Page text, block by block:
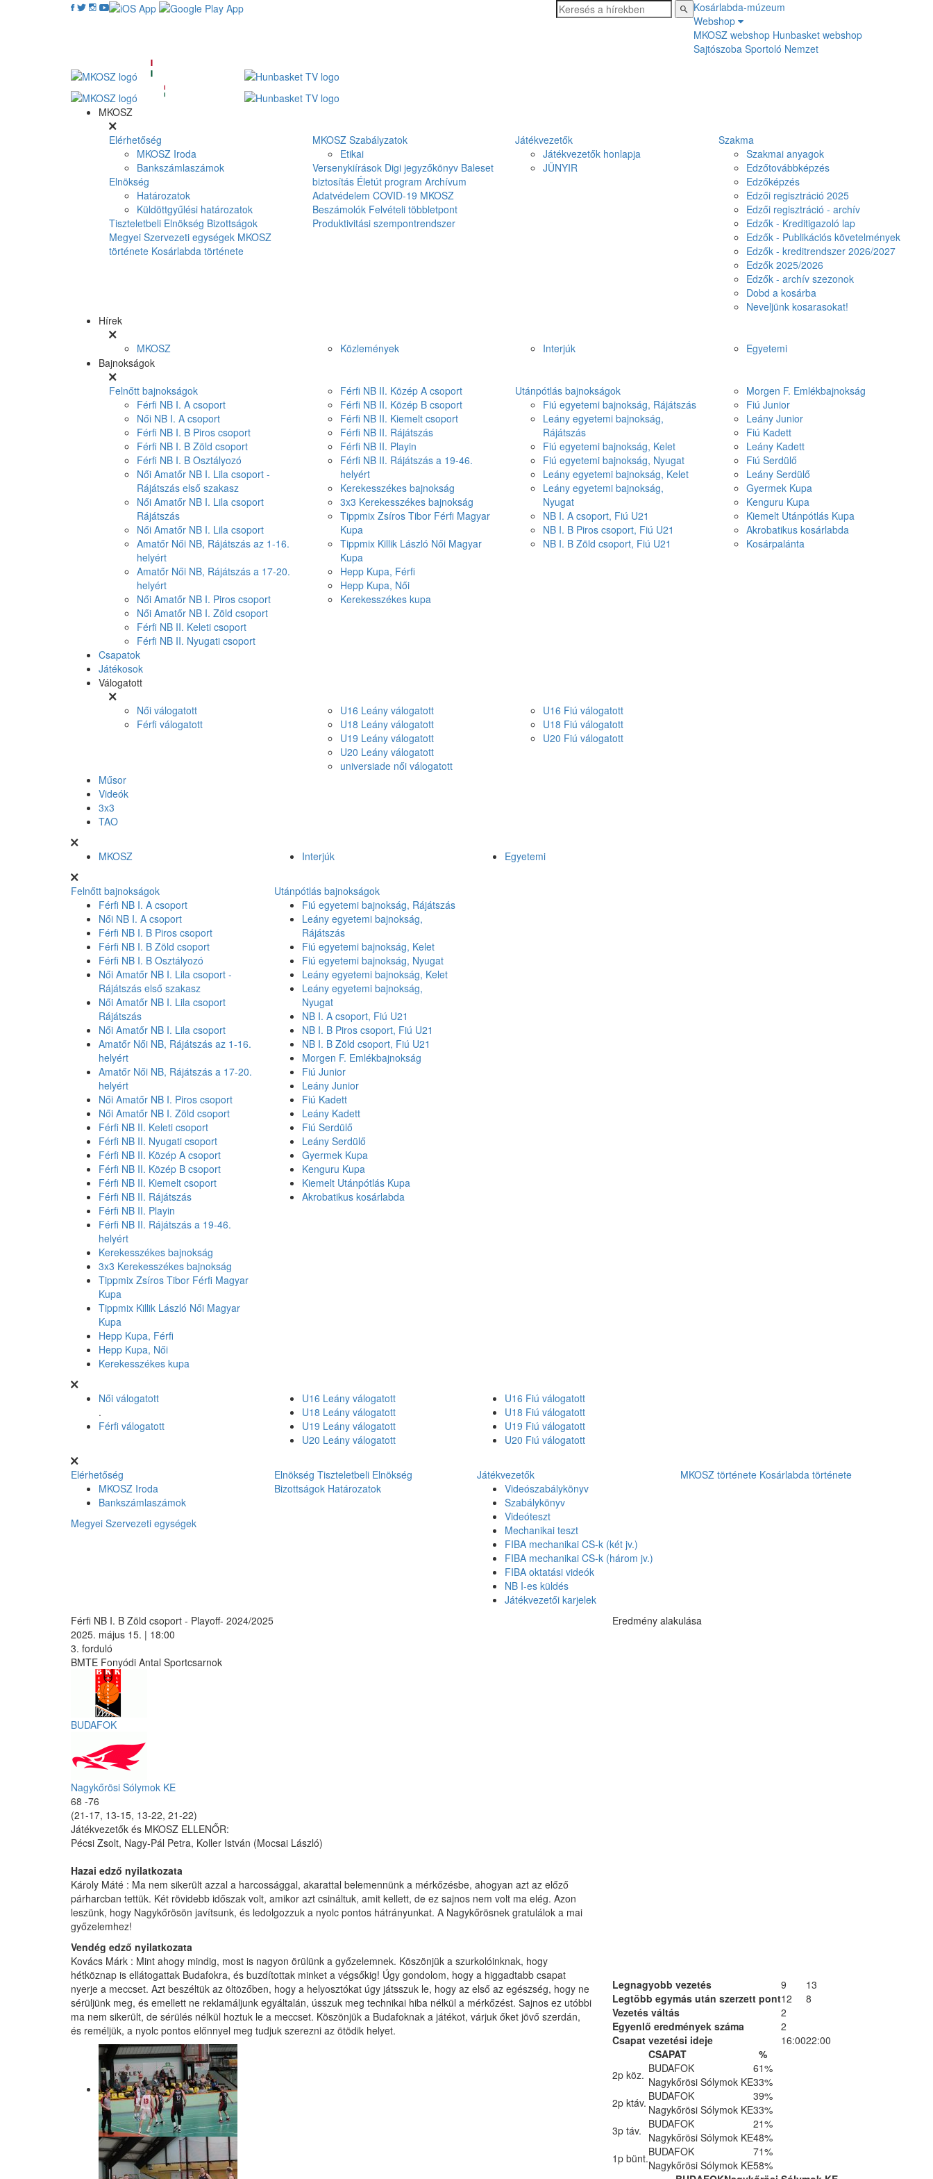
Kosárlabda-múzeum
Webshop
MKOSZ webshop Hunbasket webshop
Sajtószoba Sportoló Nemzet
MKOSZ
Elérhetőség
MKOSZ Iroda
Bankszámlaszámok
Elnökség
Határozatok
Küldöttgyűlési határozatok
Tiszteletbeli Elnökség Bizottságok
Megyei Szervezeti egységek MKOSZ
története Kosárlabda története
MKOSZ Szabályzatok
Etikai
Versenykiírások Digi jegyzőkönyv Baleset
biztosítás Életút program Archívum
Adatvédelem COVID-19 MKOSZ
Beszámolók Felvételi többletpont
Produktivitási szempontrendszer
Játékvezetők
Játékvezetők honlapja
JÜNYIR
Szakma
Szakmai anyagok
Edzőtovábbképzés
Edzőképzés
Edzői regisztráció 2025
Edzői regisztráció - archív
Edzők - Kreditigazoló lap
Edzők - Publikációs követelmények
Edzők - kreditrendszer 2026/2027
Edzők 2025/2026
Edzők - archív szezonok
Dobd a kosárba
Neveljünk kosarasokat!
Hírek
MKOSZ
Közlemények Interjúk
Egyetemi
Bajnokságok
Felnőtt bajnokságok
Férfi NB I. A csoport
Női NB I. A csoport
Férfi NB I. B Piros csoport
Férfi NB I. B Zöld csoport
Férfi NB I. B Osztályozó
Női Amatőr NB I. Lila csoport -
Rájátszás első szakasz
Női Amatőr NB I. Lila csoport
Rájátszás
Női Amatőr NB I. Lila csoport
Amatőr Női NB, Rájátszás az 1-16.
helyért
Amatőr Női NB, Rájátszás a 17-20.
helyért
Női Amatőr NB I. Piros csoport
Női Amatőr NB I. Zöld csoport
Férfi NB II. Keleti csoport
Férfi NB II. Nyugati csoport
Férfi NB II. Közép A csoport
Férfi NB II. Közép B csoport
Férfi NB II. Kiemelt csoport
Férfi NB II. Rájátszás
Férfi NB II. Playin
Férfi NB II. Rájátszás a 19-46.
helyért
Kerekesszékes bajnokság
3x3 Kerekesszékes bajnokság
Tippmix Zsíros Tibor Férfi Magyar
Kupa
Tippmix Killik László Női Magyar
Kupa
Hepp Kupa, Férfi
Hepp Kupa, Női
Kerekesszékes kupa
Utánpótlás bajnokságok
Fiú egyetemi bajnokság, Rájátszás
Leány egyetemi bajnokság,
Rájátszás
Fiú egyetemi bajnokság, Kelet
Fiú egyetemi bajnokság, Nyugat
Leány egyetemi bajnokság, Kelet
Leány egyetemi bajnokság,
Nyugat
NB I. A csoport, Fiú U21
NB I. B Piros csoport, Fiú U21
NB I. B Zöld csoport, Fiú U21
Morgen F. Emlékbajnokság
Fiú Junior
Leány Junior
Fiú Kadett
Leány Kadett
Fiú Serdülő
Leány Serdülő
Gyermek Kupa
Kenguru Kupa
Kiemelt Utánpótlás Kupa
Akrobatikus kosárlabda
Kosárpalánta
Csapatok
Játékosok
Válogatott
Női válogatott
Férfi válogatott
U16 Leány válogatott
U18 Leány válogatott
U19 Leány válogatott
U20 Leány válogatott
universiade női válogatott
U16 Fiú válogatott
U18 Fiú válogatott
U20 Fiú válogatott
Műsor
Videók
3x3
TAO
MKOSZ Interjúk Egyetemi
Felnőtt bajnokságok
Férfi NB I. A csoport
Női NB I. A csoport
Férfi NB I. B Piros csoport
Férfi NB I. B Zöld csoport
Férfi NB I. B Osztályozó
Női Amatőr NB I. Lila csoport -
Rájátszás első szakasz
Női Amatőr NB I. Lila csoport
Rájátszás
Női Amatőr NB I. Lila csoport
Amatőr Női NB, Rájátszás az 1-16.
helyért
Amatőr Női NB, Rájátszás a 17-20.
helyért
Női Amatőr NB I. Piros csoport
Női Amatőr NB I. Zöld csoport
Férfi NB II. Keleti csoport
Férfi NB II. Nyugati csoport
Férfi NB II. Közép A csoport
Férfi NB II. Közép B csoport
Férfi NB II. Kiemelt csoport
Férfi NB II. Rájátszás
Férfi NB II. Playin
Férfi NB II. Rájátszás a 19-46.
helyért
Kerekesszékes bajnokság
3x3 Kerekesszékes bajnokság
Tippmix Zsíros Tibor Férfi Magyar
Kupa
Tippmix Killik László Női Magyar
Kupa
Hepp Kupa, Férfi
Hepp Kupa, Női
Kerekesszékes kupa
Utánpótlás bajnokságok
Fiú egyetemi bajnokság, Rájátszás
Leány egyetemi bajnokság,
Rájátszás
Fiú egyetemi bajnokság, Kelet
Fiú egyetemi bajnokság, Nyugat
Leány egyetemi bajnokság, Kelet
Leány egyetemi bajnokság,
Nyugat
NB I. A csoport, Fiú U21
NB I. B Piros csoport, Fiú U21
NB I. B Zöld csoport, Fiú U21
Morgen F. Emlékbajnokság
Fiú Junior
Leány Junior
Fiú Kadett
Leány Kadett
Fiú Serdülő
Leány Serdülő
Gyermek Kupa
Kenguru Kupa
Kiemelt Utánpótlás Kupa
Akrobatikus kosárlabda
Női válogatott
.
Férfi válogatott
U16 Leány válogatott
U18 Leány válogatott
U19 Leány válogatott
U20 Leány válogatott
U16 Fiú válogatott
U18 Fiú válogatott
U19 Fiú válogatott
U20 Fiú válogatott
Elérhetőség
MKOSZ Iroda
Bankszámlaszámok
Megyei Szervezeti egységek
Elnökség Tiszteletbeli Elnökség
Bizottságok Határozatok
Játékvezetők
Videószabálykönyv
Szabálykönyv
Videóteszt
Mechanikai teszt
FIBA mechanikai CS-k (két jv.)
FIBA mechanikai CS-k (három jv.)
FIBA oktatási videók
NB I-es küldés
Játékvezetői karjelek
MKOSZ története Kosárlabda története
Férfi NB I. B Zöld csoport - Playoff- 2024/2025
2025. május 15. | 18:00
3. forduló
BMTE Fonyódi Antal Sportcsarnok
BUDAFOK
Nagykőrösi Sólymok KE
68 -76
(21-17, 13-15, 13-22, 21-22)
Játékvezetők és MKOSZ ELLENŐR:
Pécsi Zsolt, Nagy-Pál Petra, Koller István (Mocsai László)
Hazai edző nyilatkozata
Károly Máté : Ma nem sikerült azzal a harcossággal, akarattal belemennünk a mérkőzésbe, ahogyan azt az előző
párharcban tettük. Két rövidebb időszak volt, amikor azt csináltuk, amit kellett, de ez sajnos nem volt ma elég. Azon
leszünk, hogy Nagykőrösön javítsunk, és ledolgozzuk a nyolc pontos hátrányunkat. A Nagykőrösnek gratulálok a mai
győzelemhez!
Vendég edző nyilatkozata
Kovács Márk : Mint ahogy mindig, most is nagyon örülünk a győzelemnek. Köszönjük a szurkolóinknak, hogy
hétköznap is ellátogattak Budafokra, és buzdítottak minket a végsőkig! Úgy gondolom, hogy a higgadtabb csapat
nyerje a meccset. Azt beszéltük az öltözőben, hogy a helyosztókat úgy játsszuk le, hogy az első az egészség, hogy ne
sérüljünk meg, és emellett ne reklamáljunk egyáltalán, ússzuk meg technikai hiba nélkül a mérkőzést. Sajnos ez utóbbi
ma nem sikerült, de sérülés nélkül hoztuk le a meccset. Köszönjük a Budafoknak a játékot, várjuk őket jövő szerdán,
és reméljük, a nyolc pontos előnnyel meg tudjuk szerezni az ötödik helyet.
Eredmény alakulása
Legnagyobb vezetés 9
13
Legtöbb egymás után szerzett pont12
8
Vezetés váltás
2
Egyenlő eredmények száma
2
Csapat vezetési ideje
16:0022:00
CSAPAT
%
2p köz. BUDAFOK
Nagykőrösi Sólymok KE
61%
33%
2p ktáv. BUDAFOK
Nagykőrösi Sólymok KE
39%
33%
3p táv. BUDAFOK
Nagykőrösi Sólymok KE
21%
48%
1p bünt.BUDAFOK
Nagykőrösi Sólymok KE
71%
58%